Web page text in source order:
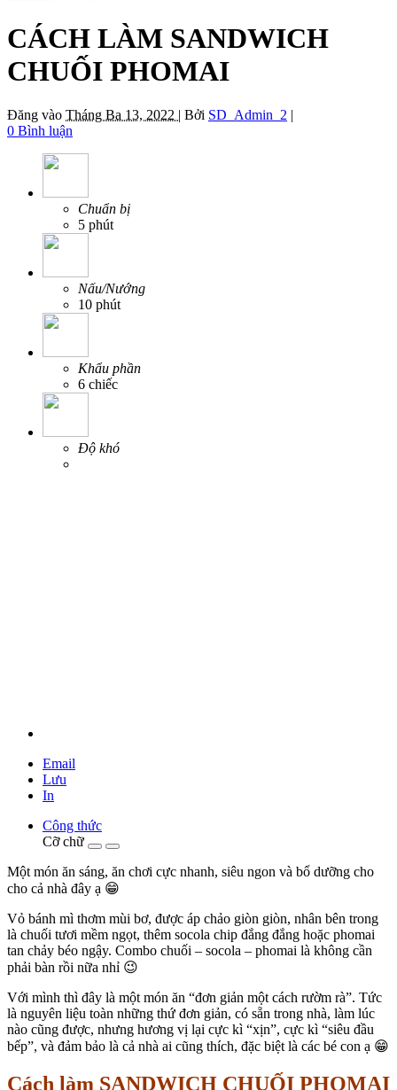
CÁCH LÀM SANDWICH
CHUỐI PHOMAI
Đăng vào Tháng Ba 13, 2022 | Bởi SD_Admin_2 |
0 Bình luận
Chuẩn bị
5 phút
Nấu/Nướng
10 phút
Khẩu phần
6 chiếc
Độ khó
Email
Lưu
In
Công thức
Cỡ chữ
Một món ăn sáng, ăn chơi cực nhanh, siêu ngon và bổ dưỡng cho
cho cả nhà đây ạ 😁
Vỏ bánh mì thơm mùi bơ, được áp chảo giòn giòn, nhân bên trong
là chuối tươi mềm ngọt, thêm socola chip đắng đắng hoặc phomai
tan chảy béo ngậy. Combo chuối – socola – phomai là không cần
phải bàn rồi nữa nhỉ 😉
Với mình thì đây là một món ăn “đơn giản một cách rườm rà”. Tức
là nguyên liệu toàn những thứ đơn giản, có sẵn trong nhà, làm lúc
nào cũng được, nhưng hương vị lại cực kì “xịn”, cực kì “siêu đầu
bếp”, và đảm bảo là cả nhà ai cũng thích, đặc biệt là các bé con ạ 😁
Cách làm SANDWICH CHUỐI PHOMAI